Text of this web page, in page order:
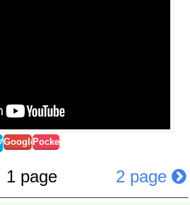
Google+Pocket
1 page 2 page